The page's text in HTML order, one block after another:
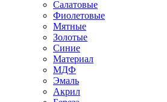
Салатовые
Фиолетовые
Мятные
Золотые
Синие
Материал
МДФ
Эмаль
Акрил